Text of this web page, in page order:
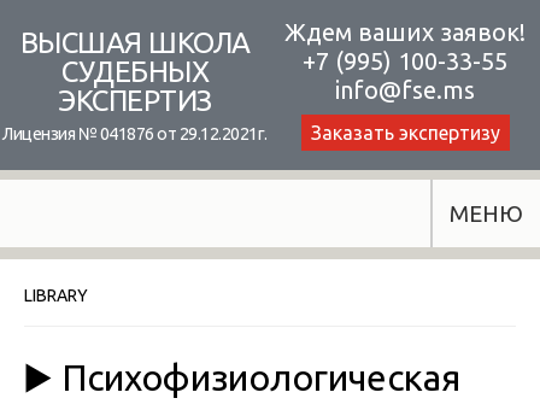
content
ВЫСШАЯ ШКОЛА
СУДЕБНЫХ
ЭКСПЕРТИЗ
Лицензия № 041876 от 29.12.2021г.
Ждем ваших заявок!
+7 (995) 100-33-55
info@fse.ms
Заказать экспертизу
МЕНЮ
LIBRARY
▶️ Психофизиологическая